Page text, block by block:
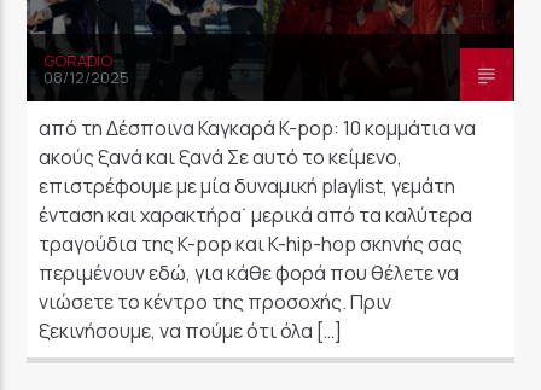
GORADIO
08/12/2025
από τη Δέσποινα Καγκαρά K-pop: 10 κομμάτια να
ακούς ξανά και ξανά Σε αυτό το κείμενο,
επιστρέφουμε με μία δυναμική playlist, γεμάτη
ένταση και χαρακτήρα˙ μερικά από τα καλύτερα
τραγούδια της K-pop και K-hip-hop σκηνής σας
περιμένουν εδώ, για κάθε φορά που θέλετε να
νιώσετε το κέντρο της προσοχής. Πριν
ξεκινήσουμε, να πούμε ότι όλα […]